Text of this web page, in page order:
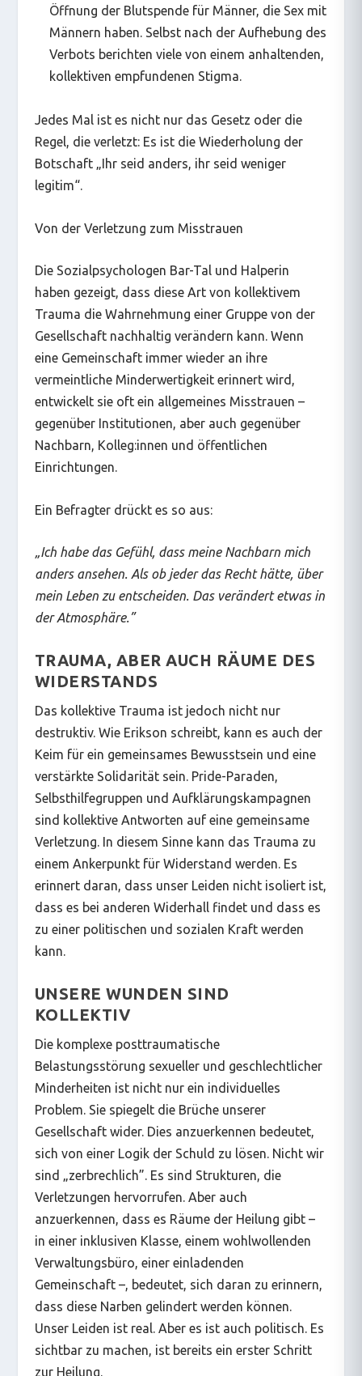
Öffnung der Blutspende für Männer, die Sex mit
Männern haben. Selbst nach der Aufhebung des
Verbots berichten viele von einem anhaltenden,
kollektiven empfundenen Stigma.
Jedes Mal ist es nicht nur das Gesetz oder die
Regel, die verletzt: Es ist die Wiederholung der
Botschaft „Ihr seid anders, ihr seid weniger
legitim“.
Von der Verletzung zum Misstrauen
Die Sozialpsychologen Bar-Tal und Halperin
haben gezeigt, dass diese Art von kollektivem
Trauma die Wahrnehmung einer Gruppe von der
Gesellschaft nachhaltig verändern kann. Wenn
eine Gemeinschaft immer wieder an ihre
vermeintliche Minderwertigkeit erinnert wird,
entwickelt sie oft ein allgemeines Misstrauen –
gegenüber Institutionen, aber auch gegenüber
Nachbarn, Kolleg:innen und öffentlichen
Einrichtungen.
Ein Befragter drückt es so aus:
„Ich habe das Gefühl, dass meine Nachbarn mich
anders ansehen. Als ob jeder das Recht hätte, über
mein Leben zu entscheiden. Das verändert etwas in
der Atmosphäre.”
TRAUMA, ABER AUCH RÄUME DES
WIDERSTANDS
Das kollektive Trauma ist jedoch nicht nur
destruktiv. Wie Erikson schreibt, kann es auch der
Keim für ein gemeinsames Bewusstsein und eine
verstärkte Solidarität sein. Pride-Paraden,
Selbsthilfegruppen und Aufklärungskampagnen
sind kollektive Antworten auf eine gemeinsame
Verletzung. In diesem Sinne kann das Trauma zu
einem Ankerpunkt für Widerstand werden. Es
erinnert daran, dass unser Leiden nicht isoliert ist,
dass es bei anderen Widerhall findet und dass es
zu einer politischen und sozialen Kraft werden
kann.
UNSERE WUNDEN SIND
KOLLEKTIV
Die komplexe posttraumatische
Belastungsstörung sexueller und geschlechtlicher
Minderheiten ist nicht nur ein individuelles
Problem. Sie spiegelt die Brüche unserer
Gesellschaft wider. Dies anzuerkennen bedeutet,
sich von einer Logik der Schuld zu lösen. Nicht wir
sind „zerbrechlich”. Es sind Strukturen, die
Verletzungen hervorrufen. Aber auch
anzuerkennen, dass es Räume der Heilung gibt –
in einer inklusiven Klasse, einem wohlwollenden
Verwaltungsbüro, einer einladenden
Gemeinschaft –, bedeutet, sich daran zu erinnern,
dass diese Narben gelindert werden können.
Unser Leiden ist real. Aber es ist auch politisch. Es
sichtbar zu machen, ist bereits ein erster Schritt
zur Heilung.